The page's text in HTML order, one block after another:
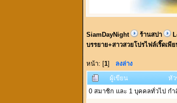
SiamDayNight ร้านสปา
บรรยาย+สาวสวยโปรไฟล์เริ๊ดเพีย
หน้า: [1] ลงล่าง
ผู้เขียน
หัว
0 สมาชิก และ 1 บุคคลทั่วไป กำ